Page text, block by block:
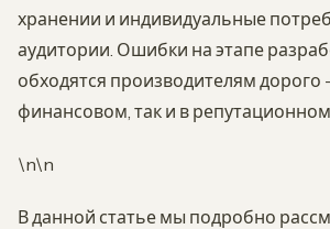
хранении и индивидуальные
аудитории. Ошибки на этапе
обходятся производителям дорого
финансовом, так и в
\n\n
В данной статье мы подробно